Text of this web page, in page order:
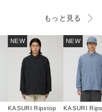
もっと見る
NEW
KASURI Ripstop
NEW
KASURI